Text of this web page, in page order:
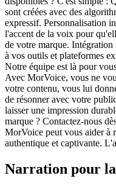
sont créées avec des
expressif. Personnalisation
l'accent de la voix pour
de votre marque.
à vos outils et plateformes
Notre équipe est là pour
Avec MorVoice, vous ne
votre contenu, vous lui
de résonner avec votre
laisser une impression
marque ? Contactez-nous
MorVoice peut vous aider à
authentique et captivante.
Narration pour la